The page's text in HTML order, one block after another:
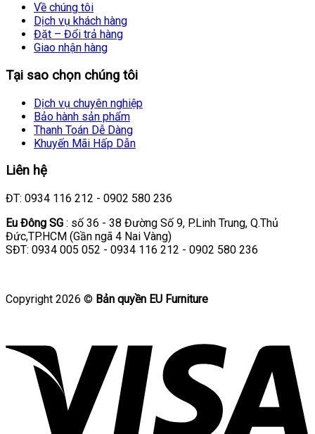
Về chúng tôi
Dịch vụ khách hàng
Đặt – Đổi trả hàng
Giao nhận hàng
Tại sao chọn chúng tôi
Dịch vụ chuyên nghiệp
Bảo hành sản phẩm
Thanh Toán Dễ Dàng
Khuyến Mãi Hấp Dẫn
Liên hệ
ĐT: 0934 116 212 - 0902 580 236
Eu Đông SG : số 36 - 38 Đường Số 9, P.Linh Trung, Q.Thủ
Đức,TP.HCM (Gần ngã 4 Nai Vàng)
SĐT: 0934 005 052 - 0934 116 212 - 0902 580 236
Copyright 2026 © Bản quyền EU Furniture